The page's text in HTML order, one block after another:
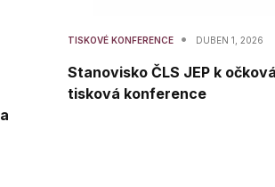
TISKOVÉ KONFERENCE • DUBEN 1, 2026
Stanovisko ČLS JEP k
tisková konference